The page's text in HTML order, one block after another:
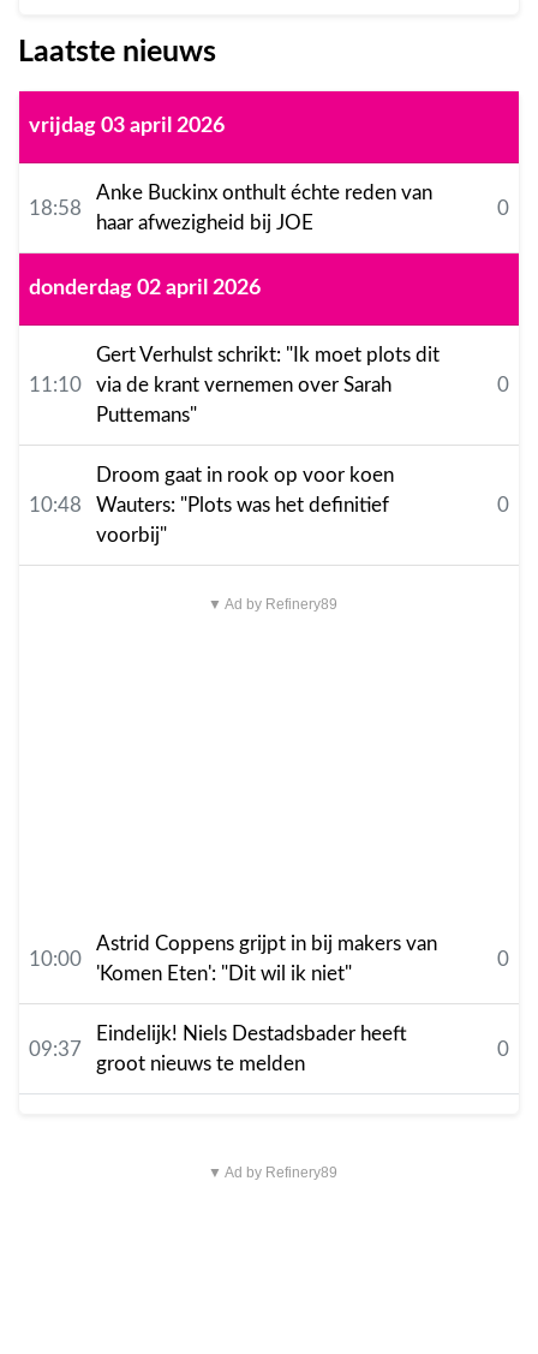
Laatste nieuws
vrijdag 03 april 2026
18:58
Anke Buckinx onthult échte reden van
haar afwezigheid bij JOE
0
donderdag 02 april 2026
11:10
Gert Verhulst schrikt: "Ik moet plots dit
via de krant vernemen over Sarah
Puttemans"
0
10:48
Droom gaat in rook op voor koen
Wauters: "Plots was het definitief
voorbij"
0
▼ Ad by Refinery89
10:00
Astrid Coppens grijpt in bij makers van
'Komen Eten': "Dit wil ik niet"
0
09:37
Eindelijk! Niels Destadsbader heeft
groot nieuws te melden
0
▼ Ad by Refinery89